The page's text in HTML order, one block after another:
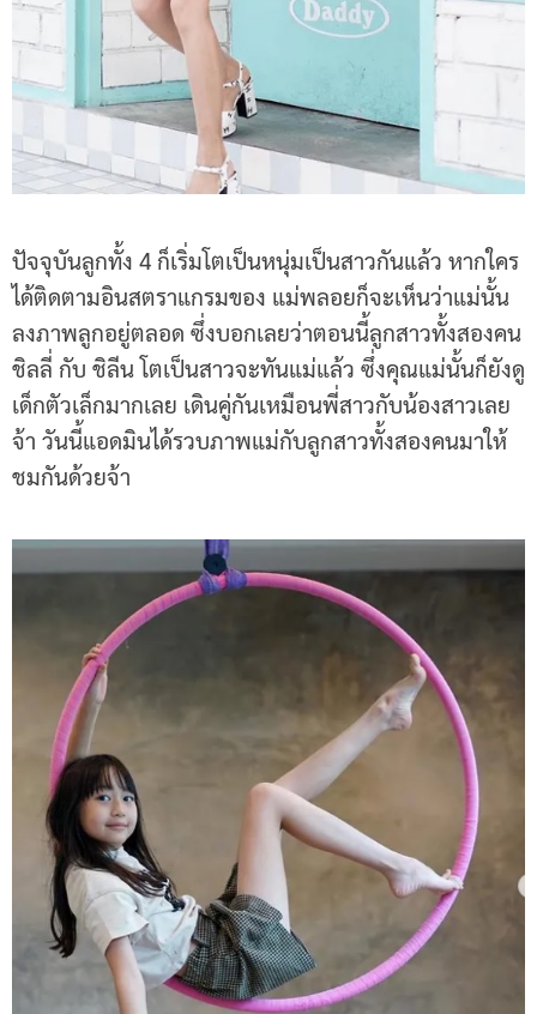
ปัจจุบันลูกทั้ง 4 ก็เริ่มโตเป็นหนุ่มเป็นสาวกันแล้ว หากใคร
ได้ติดตามอินสตราแกรมของ แม่พลอยก็จะเห็นว่าแม่นั้น
ลงภาพลูกอยู่ตลอด ซึ่งบอกเลยว่าตอนนี้ลูกสาวทั้งสองคน
ชิลลี่ กับ ชิลีน โตเป็นสาวจะทันแม่แล้ว ซึ่งคุณแม่นั้นก็ยังดู
เด็กตัวเล็กมากเลย เดินคู่กันเหมือนพี่สาวกับน้องสาวเลย
จ้า วันนี้แอดมินได้รวบภาพแม่กับลูกสาวทั้งสองคนมาให้
ชมกันด้วยจ้า